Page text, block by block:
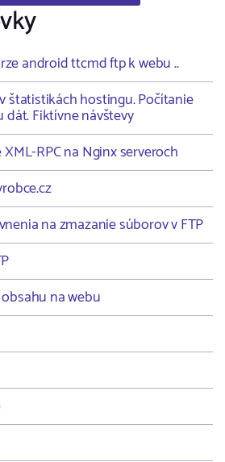
android ttcmd ftp k webu ..
štatistikách hostingu. Počítanie
Fiktívne návštevy
RPC na Nginx serveroch
na zmazanie súborov v FTP
na webu